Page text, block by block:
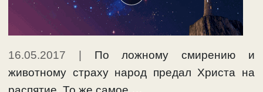
16.05.2017 | По ложному смирению и
животному страху народ предал Христа на